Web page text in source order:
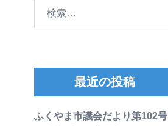
最近の投稿
ふくやま市議会だより第102号